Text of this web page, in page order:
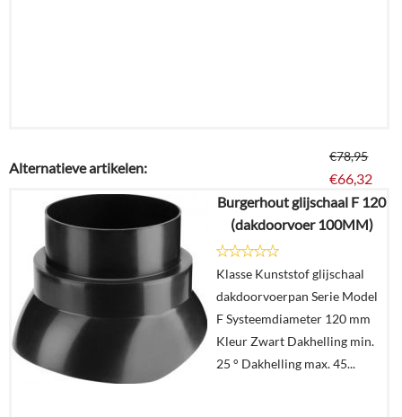
€78,95
€66,32
Details
In
winkelmand
Alternatieve artikelen:
Burgerhout glijschaal F 120
(dakdoorvoer 100MM)
Klasse Kunststof glijschaal
dakdoorvoerpan Serie Model
F Systeemdiameter 120 mm
Kleur Zwart Dakhelling min.
25 ° Dakhelling max. 45...